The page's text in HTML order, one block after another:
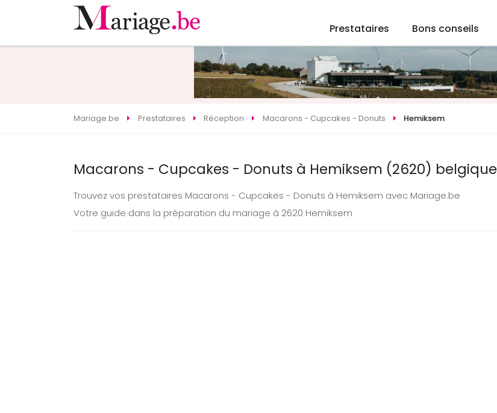
Prestataires Bons conseils
Mariage.be Prestataires Réception Macarons - Cupcakes - Donuts Hemiksem
Macarons - Cupcakes - Donuts à Hemiksem (2620) belgique
Trouvez vos prestataires Macarons - Cupcakes - Donuts à Hemiksem avec Mariage.be
Votre guide dans la préparation du mariage à 2620 Hemiksem